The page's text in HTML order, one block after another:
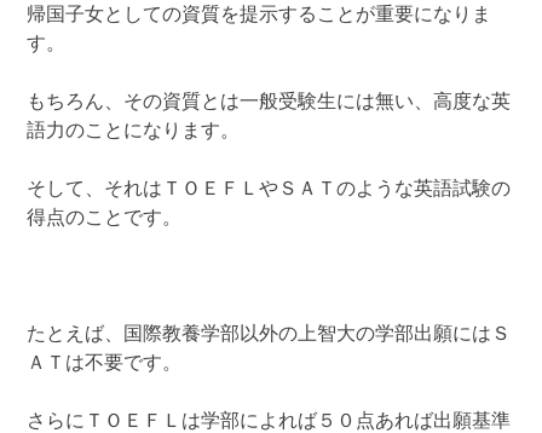
帰国子女としての資質を提示することが重要になりま
す。
もちろん、その資質とは一般受験生には無い、高度な英
語力のことになります。
そして、それはＴＯＥＦＬやＳＡＴのような英語試験の
得点のことです。
たとえば、国際教養学部以外の上智大の学部出願にはＳ
ＡＴは不要です。
さらにＴＯＥＦＬは学部によれば５０点あれば出願基準